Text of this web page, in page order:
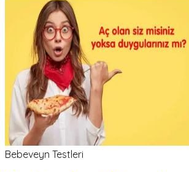
Bebeveyn Testleri